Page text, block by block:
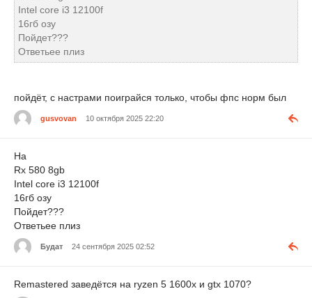
Intel core i3 12100f
16гб озу
Пойдет???
Ответьее плиз
пойдёт, с настрами поиграйся только, чтобы фпс норм был
gusvovan 10 октября 2025 22:20
На
Rx 580 8gb
Intel core i3 12100f
16гб озу
Пойдет???
Ответьее плиз
Будат 24 сентября 2025 02:52
Remastered заведётся на ryzen 5 1600х и gtx 1070?